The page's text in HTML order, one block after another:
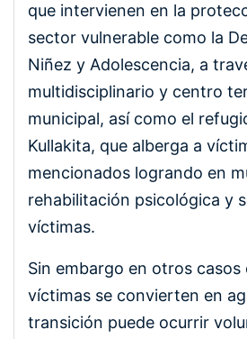
que intervienen en la
sector vulnerable como la
Niñez y Adolescencia, a
multidisciplinario y centro
municipal, así como el
Kullakita, que alberga a
mencionados logrando en
rehabilitación psicológica y
víctimas.
Sin embargo en otros casos
víctimas se convierten en
transición puede ocurrir